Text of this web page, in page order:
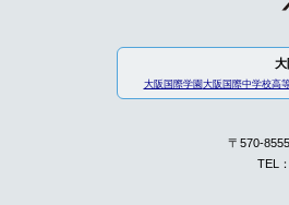
大
大阪国際学園大阪国際中学校高
〒570-
TEL